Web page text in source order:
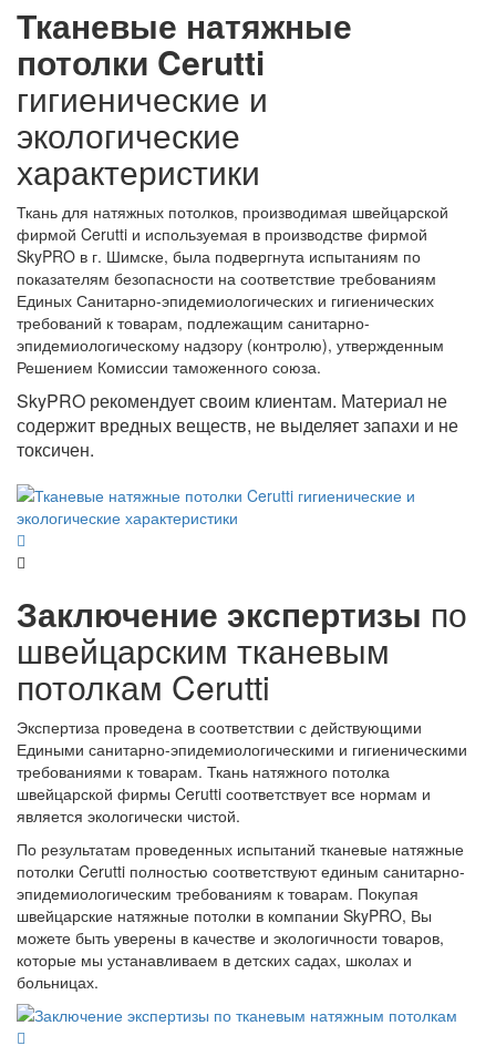
Тканевые натяжные
потолки Cerutti
гигиенические и
экологические
характеристики
Ткань для натяжных потолков, производимая швейцарской
фирмой Cerutti и используемая в производстве фирмой
SkyPRO в г. Шимске, была подвергнута испытаниям по
показателям безопасности на соответствие требованиям
Единых Санитарно-эпидемиологических и гигиенических
требований к товарам, подлежащим санитарно-
эпидемиологическому надзору (контролю), утвержденным
Решением Комиссии таможенного союза.
SkyPRO рекомендует своим клиентам. Материал не
содержит вредных веществ, не выделяет запахи и не
токсичен.
Заключение экспертизы по
швейцарским тканевым
потолкам Cerutti
Экспертиза проведена в соответствии с действующими
Едиными санитарно-эпидемиологическими и гигиеническими
требованиями к товарам. Ткань натяжного потолка
швейцарской фирмы Cerutti соответствует все нормам и
является экологически чистой.
По результатам проведенных испытаний тканевые натяжные
потолки Cerutti полностью соответствуют единым санитарно-
эпидемиологическим требованиям к товарам. Покупая
швейцарские натяжные потолки в компании SkyPRO, Вы
можете быть уверены в качестве и экологичности товаров,
которые мы устанавливаем в детских садах, школах и
больницах.